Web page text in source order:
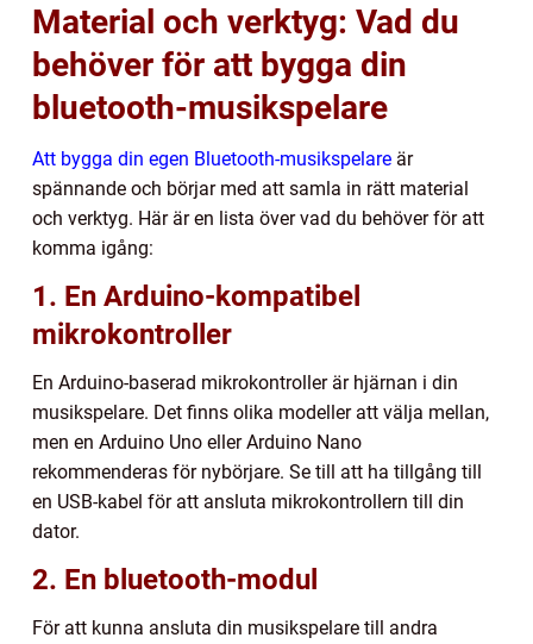
Material och verktyg: Vad du
behöver för att bygga din
bluetooth-musikspelare
Att bygga din egen Bluetooth-musikspelare är
spännande och börjar med att samla in rätt material
och verktyg. Här är en lista över vad du behöver för att
komma igång:
1. En Arduino-kompatibel
mikrokontroller
En Arduino-baserad mikrokontroller är hjärnan i din
musikspelare. Det finns olika modeller att välja mellan,
men en Arduino Uno eller Arduino Nano
rekommenderas för nybörjare. Se till att ha tillgång till
en USB-kabel för att ansluta mikrokontrollern till din
dator.
2. En bluetooth-modul
För att kunna ansluta din musikspelare till andra